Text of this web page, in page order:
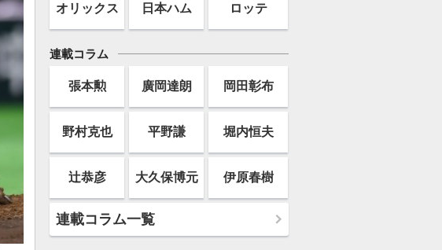
オリックス 日本ハム ロッテ
連載コラム
張本勲 廣岡達朗 岡田彰布
野村克也 平野謙 堀内恒夫
辻恭彦 大久保博元 伊原春樹
連載コラム一覧